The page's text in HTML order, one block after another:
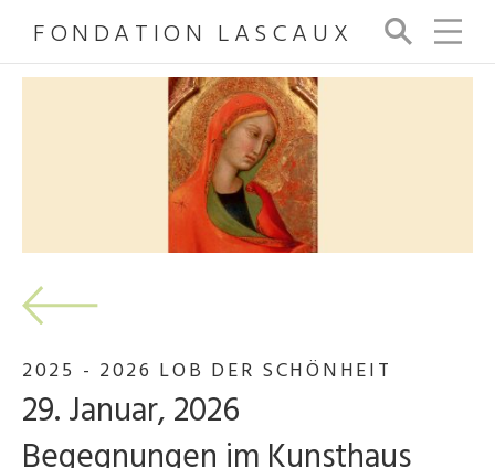
FONDATION LASCAUX
Su
ch
e
2025 - 2026 LOB DER SCHÖNHEIT
29. Januar, 2026